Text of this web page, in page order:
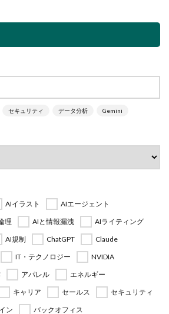
セキュリティ データ分析 Gemini
AIイラスト
AIエージェント
理 AIと情報漏洩
AIライティング
AI規制 ChatGPT
Claude
IT・テクノロジー
NVIDIA
アパレル
エネルギー
キャリア セールス
セキュリティ
ン バックオフィス